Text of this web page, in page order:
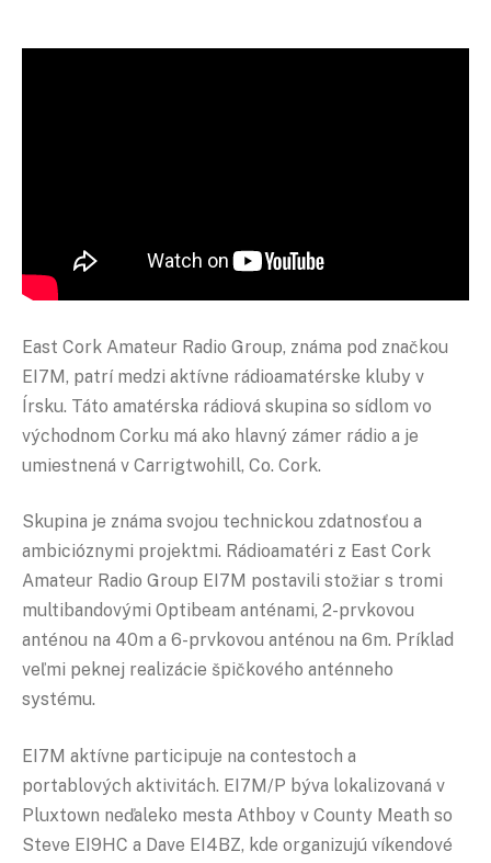
East Cork Amateur Radio Group, známa pod značkou
EI7M, patrí medzi aktívne rádioamatérske kluby v
Írsku. Táto amatérska rádiová skupina so sídlom vo
východnom Corku má ako hlavný zámer rádio a je
umiestnená v Carrigtwohill, Co. Cork.
Skupina je známa svojou technickou zdatnosťou a
ambicióznymi projektmi. Rádioamatéri z East Cork
Amateur Radio Group EI7M postavili stožiar s tromi
multibandovými Optibeam anténami, 2-prvkovou
anténou na 40m a 6-prvkovou anténou na 6m. Príklad
veľmi peknej realizácie špičkového anténneho
systému.
EI7M aktívne participuje na contestoch a
portablových aktivitách. EI7M/P býva lokalizovaná v
Pluxtown neďaleko mesta Athboy v County Meath so
Steve EI9HC a Dave EI4BZ, kde organizujú víkendové